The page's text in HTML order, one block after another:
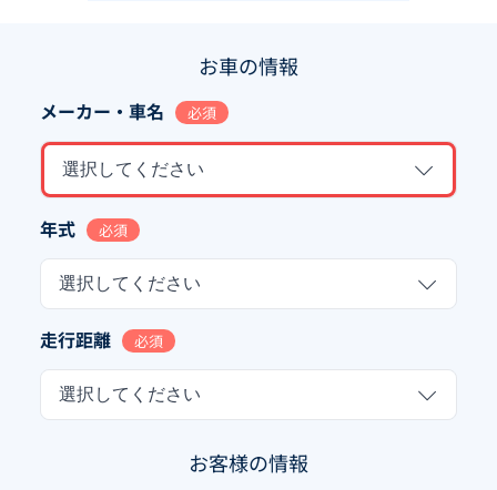
お車の情報
メーカー・車名 必須
選択してください
年式 必須
選択してください
走行距離 必須
選択してください
お客様の情報